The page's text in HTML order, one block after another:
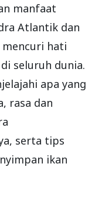
manfaat
Atlantik dan
mencuri hati
seluruh dunia.
apa yang
rasa dan
serta tips
ikan